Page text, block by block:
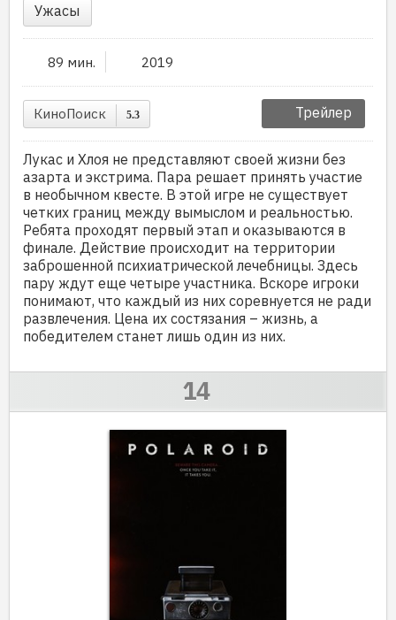
Ужасы
89 мин. 2019
КиноПоиск 5.3 Трейлер
Лукас и Хлоя не представляют своей жизни без
азарта и экстрима. Пара решает принять участие
в необычном квесте. В этой игре не существует
четких границ между вымыслом и реальностью.
Ребята проходят первый этап и оказываются в
финале. Действие происходит на территории
заброшенной психиатрической лечебницы. Здесь
пару ждут еще четыре участника. Вскоре игроки
понимают, что каждый из них соревнуется не ради
развлечения. Цена их состязания – жизнь, а
победителем станет лишь один из них.